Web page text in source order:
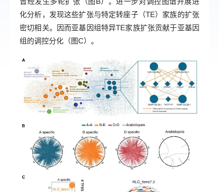
化分析，发现这些扩张与特定转座子（TE）家族的扩张
密切相关。因而亚基因组特异TE家族扩张贡献于亚基因
组的调控分化（图C）。